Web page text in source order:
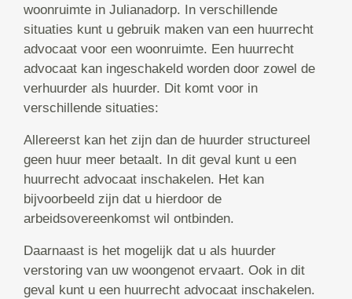
woonruimte in Julianadorp. In verschillende
situaties kunt u gebruik maken van een huurrecht
advocaat voor een woonruimte. Een huurrecht
advocaat kan ingeschakeld worden door zowel de
verhuurder als huurder. Dit komt voor in
verschillende situaties:
Allereerst kan het zijn dan de huurder structureel
geen huur meer betaalt. In dit geval kunt u een
huurrecht advocaat inschakelen. Het kan
bijvoorbeeld zijn dat u hierdoor de
arbeidsovereenkomst wil ontbinden.
Daarnaast is het mogelijk dat u als huurder
verstoring van uw woongenot ervaart. Ook in dit
geval kunt u een huurrecht advocaat inschakelen.